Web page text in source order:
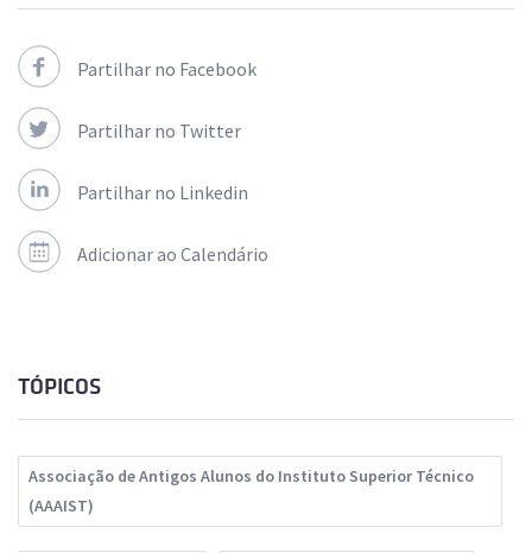
Partilhar no Facebook
Partilhar no Twitter
Partilhar no Linkedin
Adicionar ao Calendário
TÓPICOS
Associação de Antigos Alunos do Instituto Superior Técnico
(AAAIST)